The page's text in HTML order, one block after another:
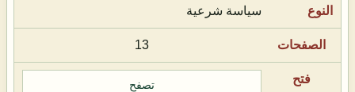
سياسة شرعية
13
تصفح